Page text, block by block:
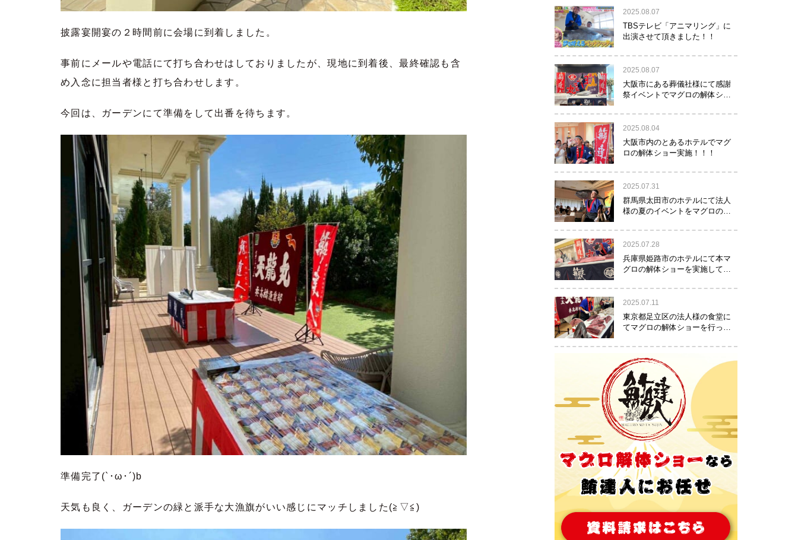
披露宴開宴の２時間前に会場に到着しました。
事前にメールや電話にて打ち合わせはしておりましたが、現地に到着後、最終確認も含
め入念に担当者様と打ち合わせします。
今回は、ガーデンにて準備をして出番を待ちます。
準備完了(`･ω･´)b
天気も良く、ガーデンの緑と派手な大漁旗がいい感じにマッチしました(≧▽≦)
2025.08.07
TBSテレビ「アニマリング」に
出演させて頂きました！！
2025.08.07
大阪市にある葬儀社様にて感謝
祭イベントでマグロの解体ショ
2025.08.04
大阪市内のとあるホテルでマグ
ロの解体ショー実施！！！
2025.07.31
群馬県太田市のホテルにて法人
様の夏のイベントをマグロの解
た！！
2025.07.28
兵庫県姫路市のホテルにて本マ
グロの解体ショーを実施して参
2025.07.11
東京都足立区の法人様の食堂に
てマグロの解体ショーを行って